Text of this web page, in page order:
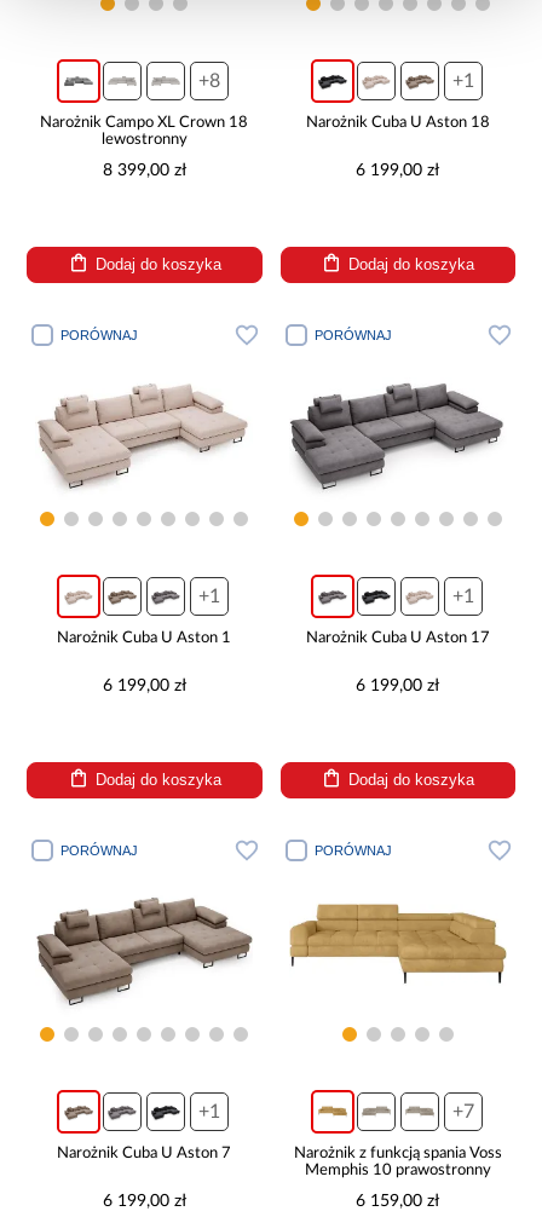
+8
Narożnik Campo XL Crown 18
lewostronny
8 399,00 zł
Dodaj do koszyka
+1
Narożnik Cuba U Aston 18
6 199,00 zł
Dodaj do koszyka
PORÓWNAJ
+1
Narożnik Cuba U Aston 1
6 199,00 zł
Dodaj do koszyka
PORÓWNAJ
+1
Narożnik Cuba U Aston 17
6 199,00 zł
Dodaj do koszyka
PORÓWNAJ
+1
Narożnik Cuba U Aston 7
6 199,00 zł
PORÓWNAJ
+7
Narożnik z funkcją spania Voss
Memphis 10 prawostronny
6 159,00 zł